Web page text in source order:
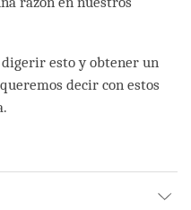
esto y obtener un
decir con estos